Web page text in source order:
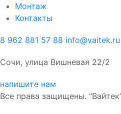
Монтаж
Контакты
8 962 881 57 88 info@vaitek.ru
Сочи, улица Вишневая 22/2
напишите нам
Все права защищены.